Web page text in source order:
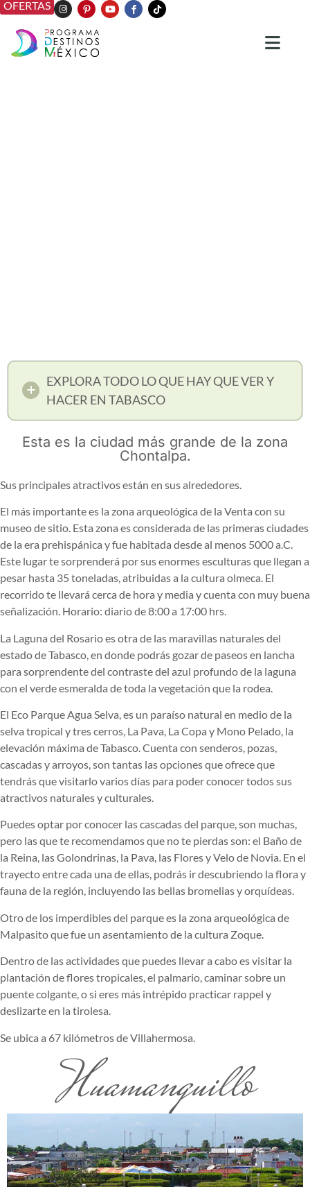
OFERTAS
EXPLORA TODO LO QUE HAY QUE VER Y
HACER EN TABASCO
Esta es la ciudad más grande de la zona
Chontalpa.
Sus principales atractivos están en sus alrededores.
El más importante es la zona arqueológica de la Venta con su
museo de sitio. Esta zona es considerada de las primeras ciudades
de la era prehispánica y fue habitada desde al menos 5000 a.C.
Este lugar te sorprenderá por sus enormes esculturas que llegan a
pesar hasta 35 toneladas, atribuidas a la cultura olmeca. El
recorrido te llevará cerca de hora y media y cuenta con muy buena
señalización. Horario: diario de 8:00 a 17:00 hrs.
La Laguna del Rosario es otra de las maravillas naturales del
estado de Tabasco, en donde podrás gozar de paseos en lancha
para sorprendente del contraste del azul profundo de la laguna
con el verde esmeralda de toda la vegetación que la rodea.
El Eco Parque Agua Selva, es un paraíso natural en medio de la
selva tropical y tres cerros, La Pava, La Copa y Mono Pelado, la
elevación máxima de Tabasco. Cuenta con senderos, pozas,
cascadas y arroyos, son tantas las opciones que ofrece que
tendrás que visitarlo varios días para poder conocer todos sus
atractivos naturales y culturales.
Puedes optar por conocer las cascadas del parque, son muchas,
pero las que te recomendamos que no te pierdas son: el Baño de
la Reina, las Golondrinas, la Pava, las Flores y Velo de Novia. En el
trayecto entre cada una de ellas, podrás ir descubriendo la flora y
fauna de la región, incluyendo las bellas bromelias y orquídeas.
Otro de los imperdibles del parque es la zona arqueológica de
Malpasito que fue un asentamiento de la cultura Zoque.
Dentro de las actividades que puedes llevar a cabo es visitar la
plantación de flores tropicales, el palmario, caminar sobre un
puente colgante, o si eres más intrépido practicar rappel y
deslizarte en la tirolesa.
Se ubica a 67 kilómetros de Villahermosa.
Huamanguillo